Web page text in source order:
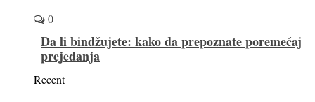
0
Da li bindžujete: kako da prepoznate poremećaj
prejedanja
Recent